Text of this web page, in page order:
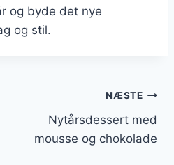
og byde det nye
og stil.
NÆSTE
Nytårsdessert med
mousse og chokolade